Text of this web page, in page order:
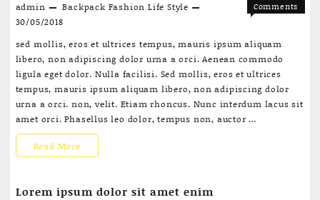
Morning
admin Backpack Fashion Life Style
30/05/2018
Comments
inspired
on
sed mollis, eros et ultrices tempus, mauris ipsum aliquam
libero, non adipiscing dolor urna a orci. Aenean commodo
ligula eget dolor. Nulla facilisi. Sed mollis, eros et ultrices
tempus, mauris ipsum aliquam libero, non adipiscing dolor
urna a orci. non, velit. Etiam rhoncus. Nunc interdum lacus sit
amet orci. Phasellus leo dolor, tempus non, auctor …
Kitchen
on
Read More
Lorem ipsum dolor sit amet enim